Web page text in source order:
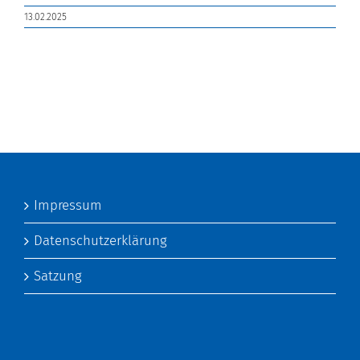
13.02.2025
Impressum
Datenschutzerklärung
Satzung